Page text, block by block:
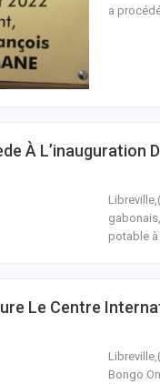
a
À L’inauguration
potable
Le Centre
Bongo